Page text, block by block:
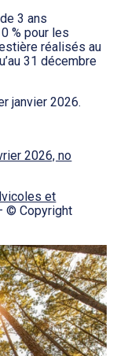
3 ans
% pour les
réalisés au
31 décembre
janvier 2026.
2026, no
et
© Copyright